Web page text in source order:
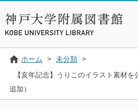
ホーム > 未分類 >
【亥年記念】うりこのイラスト素材
追加）